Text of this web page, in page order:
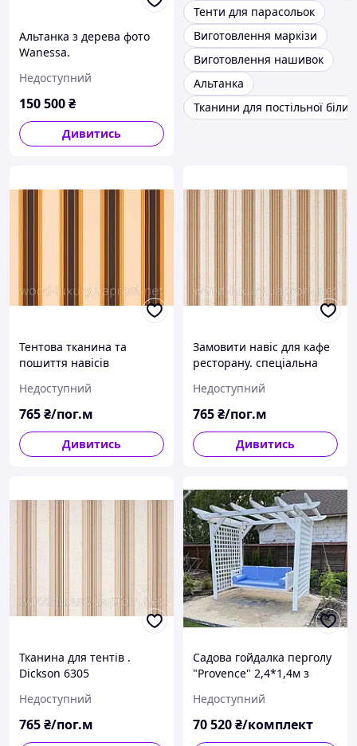
Альтанка з дерева фото
Wanessa.
Недоступний
150 500₴
Дивитись
Тенти для парасольок
Виготовлення маркізи
Виготовлення нашивок
Альтанка
Тканини для постільної
Тентова тканина та
пошиття навісів
Недоступний
765₴/пог.м
Дивитись
Замовити навіс для кафе
ресторану. спеціальна
Недоступний
765₴/пог.м
Дивитись
Тканина для тентів .
Dickson 6305
Недоступний
765₴/пог.м
Садова гойдалка перголу
"Provence" 2,4*1,4м з
не промокають.
Недоступний
70 520₴/комплект